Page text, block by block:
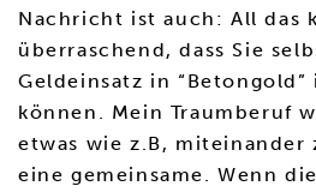
Nachricht ist auch: All das
überraschend, dass Sie
Geldeinsatz in “Betongold”
können. Mein Traumberuf
etwas wie z.B, miteinander
eine gemeinsame. Wenn